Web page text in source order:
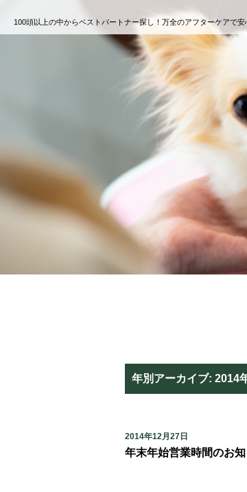
100頭以上の中からベストパートナー探し！万全のアフターケアで安
年別アーカイブ: 2014
2014年12月27日
年末年始営業時間のお知